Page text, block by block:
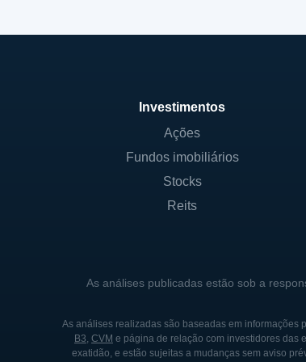
Investimentos
Ações
Fundos imobiliários
Stocks
Reits
As análises publicadas estão sob a
As análises realizadas são baseadas em informações
B3, CVM e página de relação com investidores das
exatidão, e estão sujeitas a mudanças sem aviso